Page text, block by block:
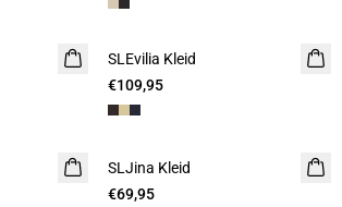
SLEvilia Kleid
€109,95
SLJina Kleid
€69,95